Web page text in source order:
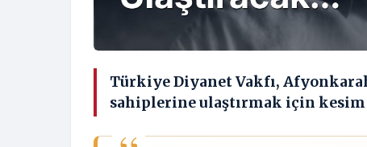
Türkiye Diyanet Vakfı,
sahiplerine ulaştırmak için